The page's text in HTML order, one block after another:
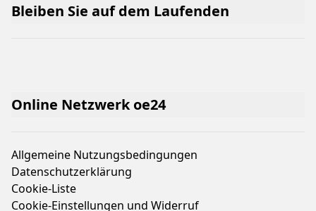
Online Netzwerk oe24
Allgemeine Nutzungsbedingungen
Datenschutzerklärung
Cookie-Liste
Cookie-Einstellungen und Widerruf
Bleiben Sie auf dem Laufenden